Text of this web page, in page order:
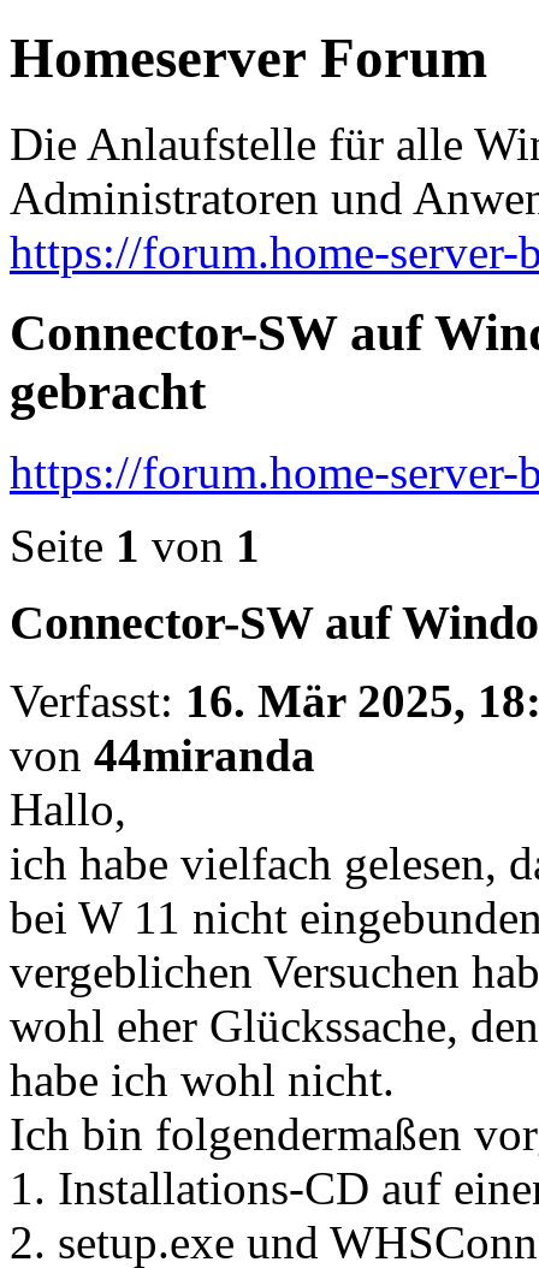
Homeserver Forum
Die Anlaufstelle für alle
Administratoren und
https://forum.home-server-
Connector-SW auf
gebracht
https://forum.home-
Seite 1 von 1
Connector-SW auf
Verfasst: 16. Mär 2025,
von 44miranda
Hallo,
ich habe vielfach gelesen,
bei W 11 nicht
vergeblichen Versuchen
wohl eher Glückssache,
habe ich wohl nicht.
Ich bin folgendermaßen
1. Installations-CD auf
2. setup.exe und